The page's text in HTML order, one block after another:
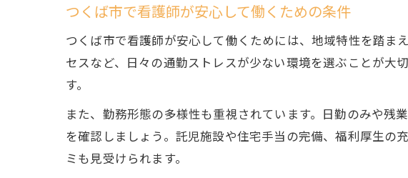
つくば市で看護師が安心して働くための条件
つくば市で看護師が安心して働くためには、地域特性を踏ま
セスなど、日々の通勤ストレスが少ない環境を選ぶことが大
す。
また、勤務形態の多様性も重視されています。日勤のみや
を確認しましょう。託児施設や住宅手当の完備、福利厚生の
ミも見受けられます。